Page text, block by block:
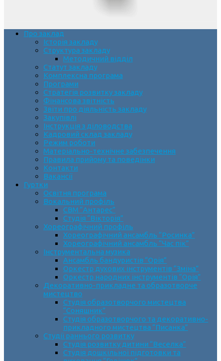
Про заклад
Історія закладу
Структура закладу
Методичний відділ
Статут закладу
Комплексна програма
Програми
Стратегія розвитку закладу
Фінансова звітність
Звіти про діяльність закладу
Закупівлі
Інструкція з діловодства
Кадровий склад закладу
Режим роботи
Матеріально-технічне забезпечення
Правила прийому та поведінки
Контакти
Вакансії
Гуртки
Освітня програма
Вокальний профіль
СВМ “Антарес”
Студія “Вікторія”
Хореографічний профіль
Хореографічний ансамбль “Росинка”
Хореографічний ансамбль “Час пік”
Інструментальна музика
Ансамбль бандуристів “Орія”
Оркестр духових інструментів “Зміна”
Оркестр народних інструментів “Орія”
Декоративно-прикладне та образотворче
мистецтво
Cтудія образотворчого мистецтва
“Соняшник”
Студія образотворчого та декоративно-
прикладного мистецтва “Писанка”
Студії раннього розвитку
Студія розвитку дитини “Веселка”
Студія дошкільної підготовки та